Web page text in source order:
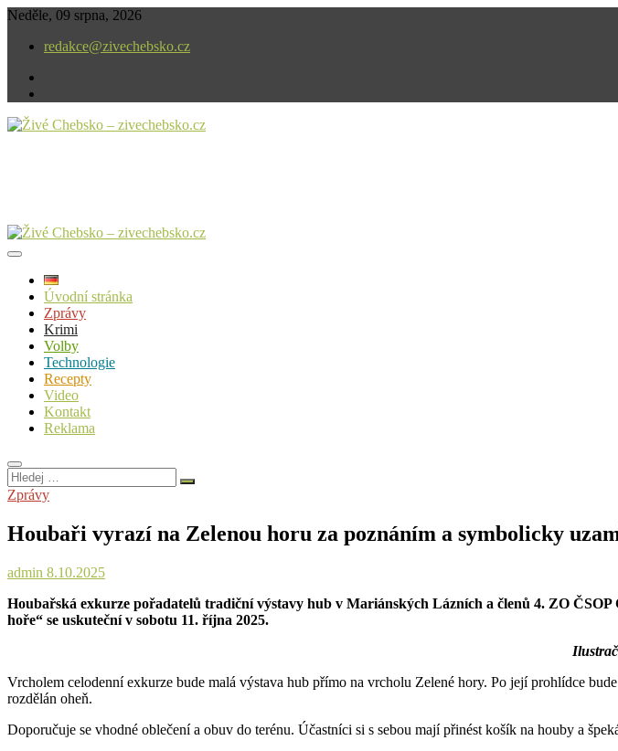
Skip
content
Neděle, 09 srpna, 2026
redakce@zivechebsko.cz
Úvodní stránka
Zprávy
Krimi
Volby
Technologie
Recepty
Video
Kontakt
Reklama
Hledej
…
Zprávy
Houbaři vyrazí na Zelenou horu za poznáním a symbolicky
admin 8.10.2025
Houbařská exkurze pořadatelů tradiční výstavy hub v Mariánských Lázních a členů 4. ZO
hoře“ se uskuteční v sobotu 11. října 2025.
Vrcholem celodenní exkurze bude malá výstava hub přímo na vrcholu Zelené hory. Po její prohlídce
rozdělán oheň.
Doporučuje se vhodné oblečení a obuv do terénu. Účastníci si s sebou mají přinést košík na houby a